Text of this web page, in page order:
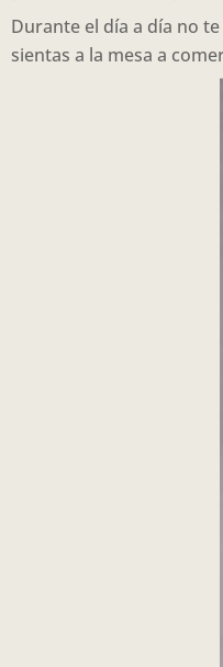
Durante el día a día no
sientas a la mesa a